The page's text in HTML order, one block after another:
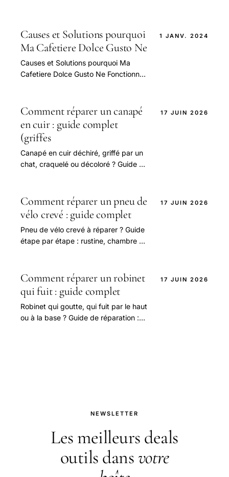
Causes et Solutions pourquoi
Ma Cafetiere Dolce Gusto Ne
Causes et Solutions pourquoi Ma
Cafetiere Dolce Gusto Ne Fonctionne
question.
1 JANV. 2024
Comment réparer un canapé
en cuir : guide complet
(griffes
Canapé en cuir déchiré, griffé par un
chat, craquelé ou décoloré ? Guide de
17 JUIN 2026
Comment réparer un pneu de
vélo crevé : guide complet
Pneu de vélo crevé à réparer ? Guide
étape par étape : rustine, chambre à
17 JUIN 2026
Comment réparer un robinet
qui fuit : guide complet
Robinet qui goutte, qui fuit par le haut
ou à la base ? Guide de réparation :
17 JUIN 2026
NEWSLETTER
Les meilleurs deals
outils dansvotre